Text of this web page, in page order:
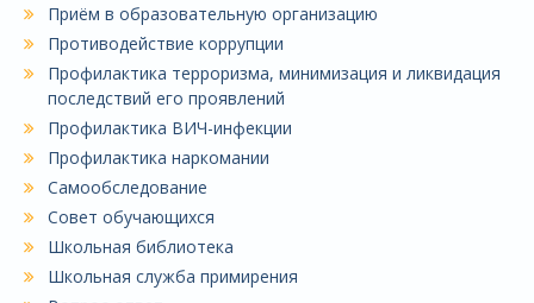
Приём в образовательную организацию
Противодействие коррупции
Профилактика терроризма, минимизация и ликвидация
последствий его проявлений
Профилактика ВИЧ-инфекции
Профилактика наркомании
Самообследование
Совет обучающихся
Школьная библиотека
Школьная служба примирения